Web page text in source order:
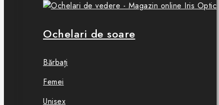
Ochelari de soare
Bărbați
Femei
Unisex